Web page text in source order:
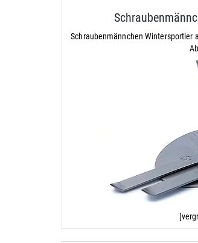
Schraubenmännchen Wintersportler